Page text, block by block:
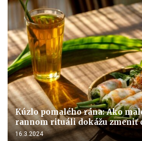
Kúzlo pomalého rána: Ako
rannom rituáli dokážu zmeniť
16.3.2024